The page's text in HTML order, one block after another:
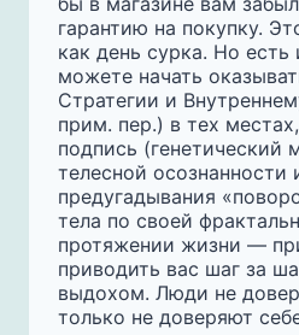
гарантию на покупку.
как день сурка. Но есть
можете начать
Стратегии и
прим. пер.) в тех
подпись (генетический
телесной осознанности
предугадывания
тела по своей
протяжении жизни —
приводить вас шаг за
выдохом. Люди не
только не доверяют